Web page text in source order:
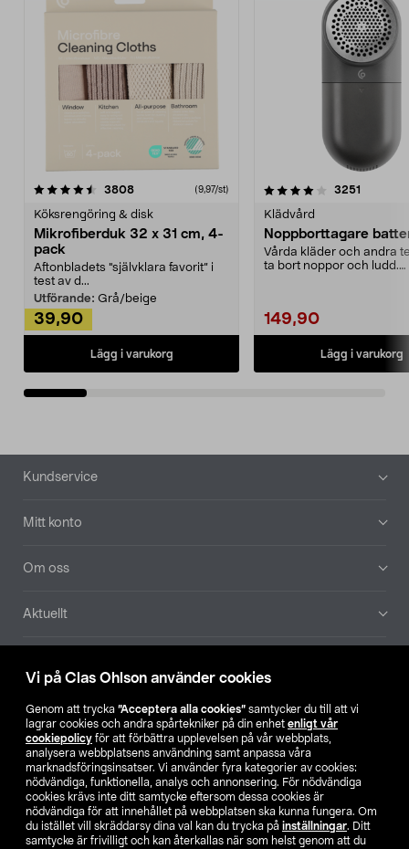
Vi på Clas Ohlson använder cookies
Genom att trycka ”Acceptera alla cookies” samtycker du till att vi
lagrar cookies och andra spårtekniker på din enhet enligt vår
cookiepolicy för att förbättra upplevelsen på vår webbplats,
analysera webbplatsens användning samt anpassa våra
marknadsföringsinsatser. Vi använder fyra kategorier av cookies:
nödvändiga, funktionella, analys och annonsering. För nödvändiga
cookies krävs inte ditt samtycke eftersom dessa cookies är
nödvändiga för att innehållet på webbplatsen ska kunna fungera. Om
du istället vill skräddarsy dina val kan du trycka på inställningar. Ditt
samtycke är frivilligt och kan återkallas när som helst genom att du
3808recensioner (9,97/st)
Köksrengöring & disk
Mikrofiberduk 32 x 31 cm, 4-
pack
Aftonbladets "självklara favorit” i
test av d...
Utförande: Grå/beige
39,90
Lägg i varukorg
4.0av 5 stjärnor 3251
Klädvård
Noppborttagare
Vårda kläder och andra
ta bort noppor och ludd.
149,90
Lägg i varukorg
4.5av 5 stjärnor
Sidfot
Kundservice
Mitt konto
Om oss
Aktuellt
Hitta butik
SE NO FI